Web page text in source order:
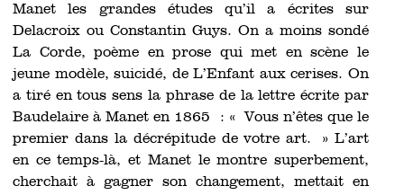
Manet les grandes études qu’il a écrites sur
Delacroix ou Constantin Guys. On a moins sondé
La Corde, poème en prose qui met en scène le
jeune modèle, suicidé, de L’Enfant aux cerises. On
a tiré en tous sens la phrase de la lettre écrite par
Baudelaire à Manet en 1865 : « Vous n’êtes que le
premier dans la décrépitude de votre art. » L’art
en ce temps-là, et Manet le montre superbement,
cherchait à gagner son changement, mettait en